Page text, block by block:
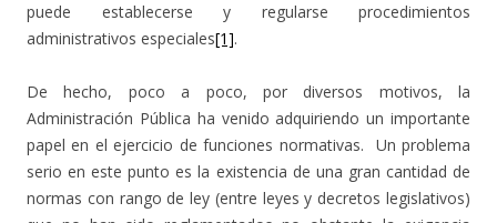
puede establecerse y regularse procedimientos
administrativos especiales[1].
De hecho, poco a poco, por diversos motivos, la
Administración Pública ha venido adquiriendo un importante
papel en el ejercicio de funciones normativas. Un problema
serio en este punto es la existencia de una gran cantidad de
normas con rango de ley (entre leyes y decretos legislativos)